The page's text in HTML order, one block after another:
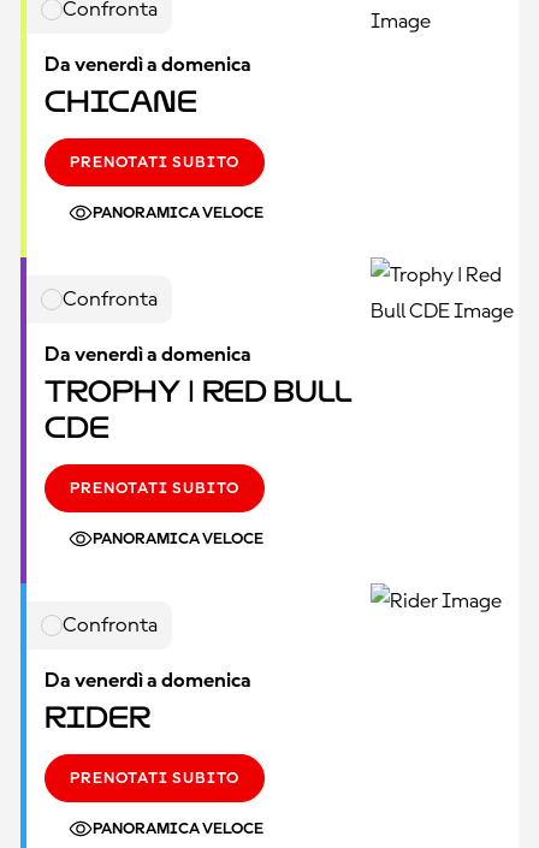
Confronta
Da venerdì a domenica
Chicane
PRENOTATI SUBITO
PANORAMICA VELOCE
Confronta
Da venerdì a domenica
Trophy | Red Bull
CDE
PRENOTATI SUBITO
PANORAMICA VELOCE
Confronta
Da venerdì a domenica
Rider
PRENOTATI SUBITO
PANORAMICA VELOCE